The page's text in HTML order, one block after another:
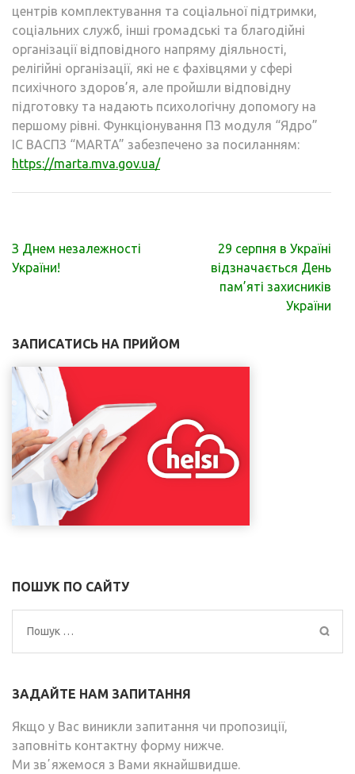
центрів комплектування та соціальної підтримки,
соціальних служб, інші громадські та благодійні
організації відповідного напряму діяльності,
релігійні організації, які не є фахівцями у сфері
психічного здоров’я, але пройшли відповідну
підготовку та надають психологічну допомогу на
першому рівні. Функціонування ПЗ модуля “Ядро”
ІС ВАCПЗ “MARTA” забезпечено за посиланням:
https://marta.mva.gov.ua/
Навігація
записів
З Днем незалежності
України!
29 серпня в Україні
відзначається День
пам’яті захисників
України
ЗАПИСАТИСЬ НА ПРИЙОМ
ПОШУК ПО САЙТУ
Пошук:
ЗАДАЙТЕ НАМ ЗАПИТАННЯ
Якщо у Вас виникли запитання чи пропозиції,
заповніть контактну форму нижче.
Ми звʼяжемося з Вами якнайшвидше.